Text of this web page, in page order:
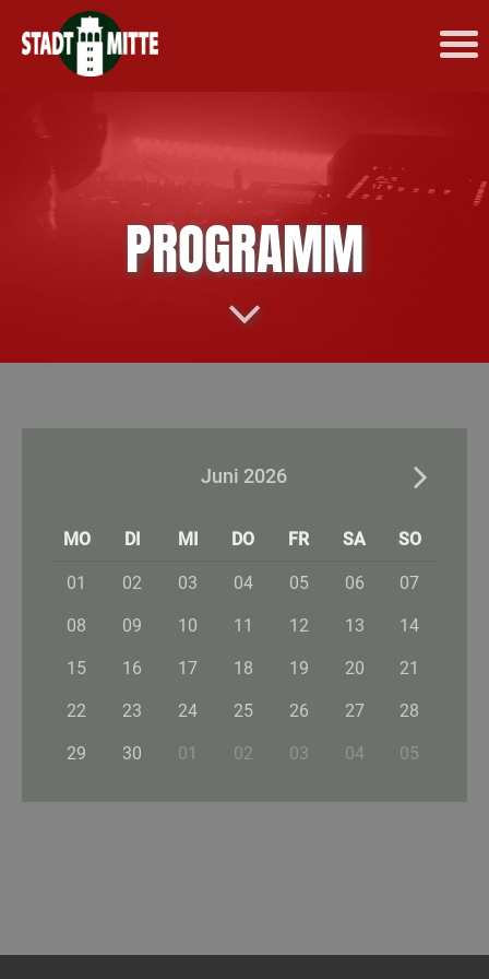
PROGRAMM
Juni 2026
MO DI MI DO FR SA SO
01 02 03 04 05 06 07
08 09 10 11 12 13 14
15 16 17 18 19 20 21
22 23 24 25 26 27 28
29 30 01 02 03 04 05